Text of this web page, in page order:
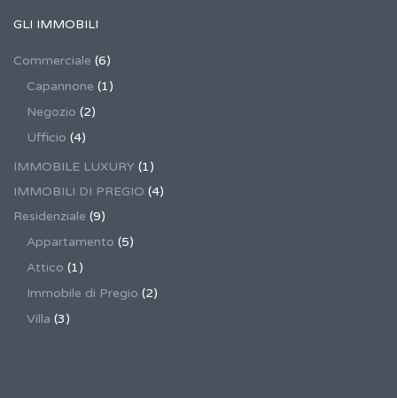
GLI IMMOBILI
Commerciale (6)
Capannone (1)
Negozio (2)
Ufficio (4)
IMMOBILE LUXURY (1)
IMMOBILI DI PREGIO (4)
Residenziale (9)
Appartamento (5)
Attico (1)
Immobile di Pregio (2)
Villa (3)